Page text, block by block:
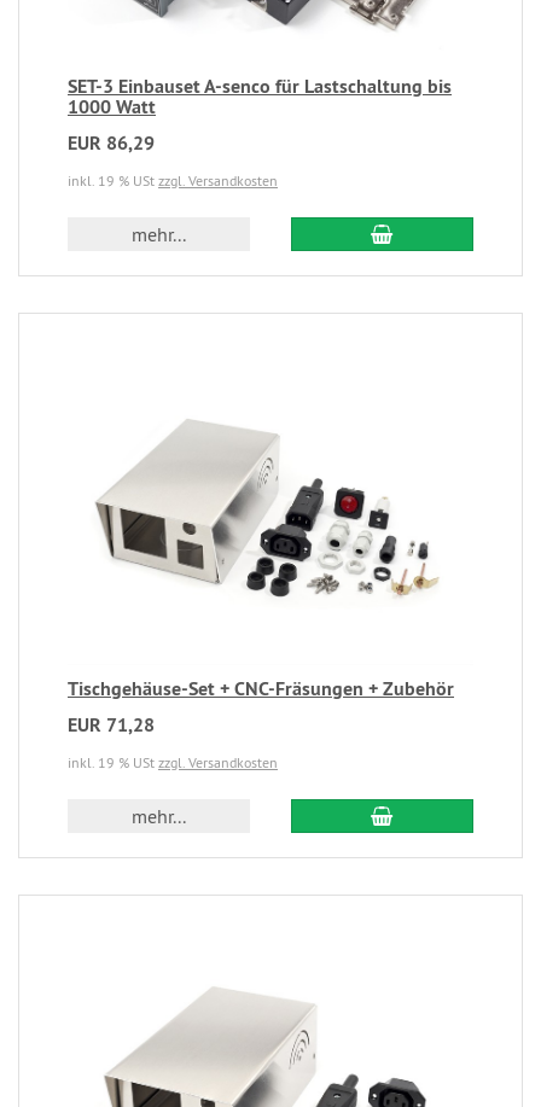
SET-3 Einbauset A-senco für Lastschaltung bis
1000 Watt
EUR 86,29
inkl. 19 % USt zzgl. Versandkosten
mehr...
Tischgehäuse-Set + CNC-Fräsungen + Zubehör
EUR 71,28
inkl. 19 % USt zzgl. Versandkosten
mehr...